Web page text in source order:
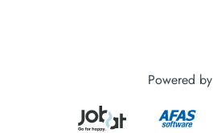
Powered by